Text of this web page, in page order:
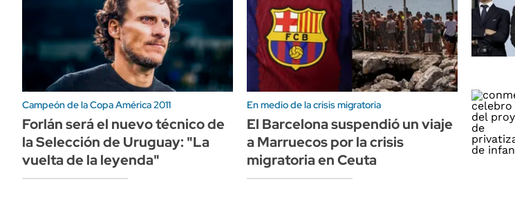
Campeón de la Copa América 2011
Forlán será el nuevo técnico de
la Selección de Uruguay: "La
vuelta de la leyenda"
En medio de la crisis migratoria
El Barcelona suspendió un viaje
a Marruecos por la crisis
migratoria en Ceuta